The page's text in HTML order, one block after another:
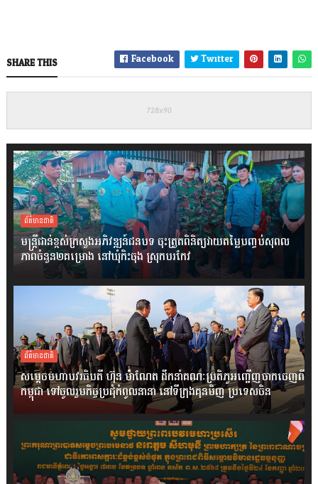
SHARE THIS Facebook Twitter
ព័ត៌មានជាតិ
មន្ត្រីជាន់ខ្ពស់ក្រសួងអភិវឌ្ឍន៍ជនបទ ចុះត្រួតពិនិត្យវាយតម្លៃបញ្ចប់សុពល
ភាពចំនួន២គម្រោង នៅឃុំកិះចុង ស្រុកបរកែវ
ព័ត៌មានជាតិ
សម្តេចមហាបវរធិបតី ហ៊ុន ម៉ាណែត ដឹកនាំគណៈប្រតិភូអញ្ជើញចាកចេញពី
កម្ពុជា ទៅចូលរួមកិច្ចប្រជុំកំពូលនានា នៅទីក្រុងគុនមិញ ប្រទេសចិន